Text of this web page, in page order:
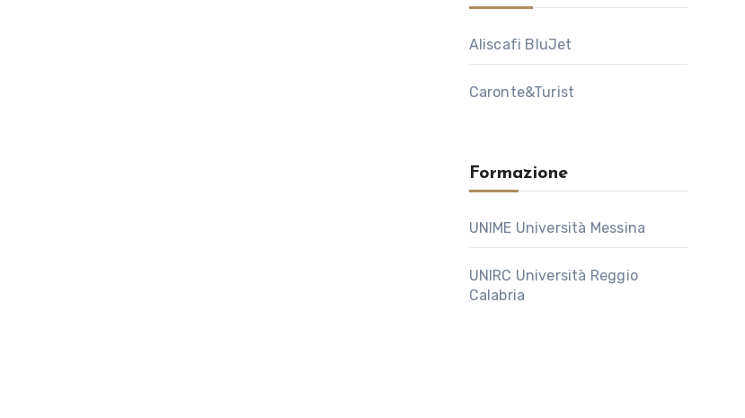
Aliscafi BluJet
Caronte&Turist
Formazione
UNIME Università Messina
UNIRC Università Reggio
Calabria